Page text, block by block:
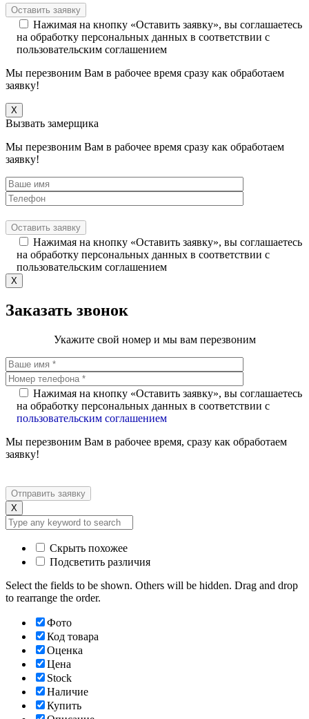
Нажимая на кнопку «Оставить заявку», вы соглашаетесь
на обработку персональных данных в соответствии с
пользовательским соглашением
Мы перезвоним Вам в рабочее время сразу как обработаем
заявку!
X
Вызвать замерщика
Мы перезвоним Вам в рабочее время сразу как обработаем
заявку!
Нажимая на кнопку «Оставить заявку», вы соглашаетесь
на обработку персональных данных в соответствии с
пользовательским соглашением
X
Заказать звонок
Укажите свой номер и мы вам перезвоним
Нажимая на кнопку «Оставить заявку», вы соглашаетесь
на обработку персональных данных в соответствии с
пользовательским соглашением
Мы перезвоним Вам в рабочее время, сразу как обработаем
заявку!
X
Скрыть похожее
Подсветить различия
Select the fields to be shown. Others will be hidden. Drag and drop
to rearrange the order.
Фото
Код товара
Оценка
Цена
Stock
Наличие
Купить